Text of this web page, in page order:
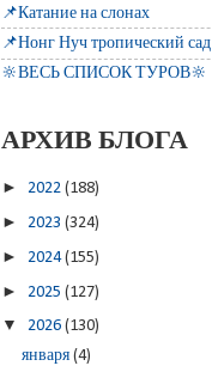
📌Катание на слонах
📌Нонг Нуч тропический сад
🔆ВЕСЬ СПИСОК ТУРОВ🔆
АРХИВ БЛОГА
► 2022 (188)
► 2023 (324)
► 2024(155)
► 2025 (127)
▼ 2026 (130)
января(4)